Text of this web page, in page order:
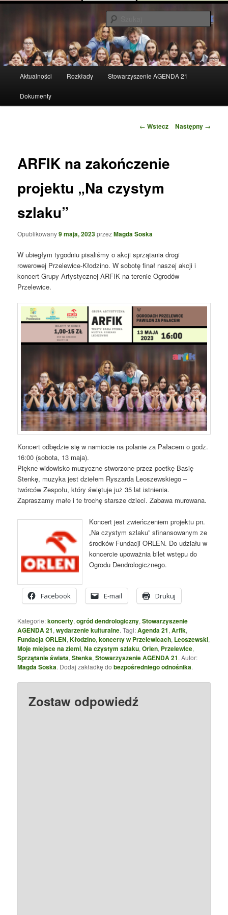
Przeskocz
Przelewice
z życia gminy…
Aktualności Rozkłady Stowarzyszenie AGENDA 21
Dokumenty
Zobacz
← Wstecz Następny →
ARFIK na zakończenie
projektu „Na czystym
szlaku”
Opublikowany9 maja, 2023przezMagda Soska
W ubiegłym tygodniu pisaliśmy o akcji sprzątania drogi
rowerowej Przelewice-Kłodzino. W sobotę finał naszej akcji i
koncert Grupy Artystycznej ARFIK na terenie Ogrodów
Przelewice.
Koncert odbędzie się w namiocie na polanie za Pałacem o godz.
16:00 (sobota, 13 maja).
Piękne widowisko muzyczne stworzone przez poetkę Basię
Stenkę, muzyka jest dziełem Ryszarda Leoszewskiego –
twórców Zespołu, który świętuje już 35 lat istnienia.
Zapraszamy małe i te trochę starsze dzieci. Zabawa murowana.
Koncert jest zwieńczeniem projektu pn.
„Na czystym szlaku” sfinansowanym ze
środków Fundacji ORLEN. Do udziału w
koncercie upoważnia bilet wstępu do
Ogrodu Dendrologicznego.
Facebook E-mail Drukuj
Kategorie:koncerty,ogród dendrologiczny,Stowarzyszenie
AGENDA 21,wydarzenie kulturalne. Tagi:Agenda 21,Arfik,
Fundacja ORLEN,Kłodzino,koncerty w Przelewicach, Leoszewski,
Moje miejsce na ziemi,Na czystym szlaku,Orlen, Przelewice,
Sprzątanie świata,Stenka,Stowarzyszenie AGENDA 21. Autor:
Magda Soska. Dodaj zakładkę dobezpośredniego odnośnika.
Zostaw odpowiedź